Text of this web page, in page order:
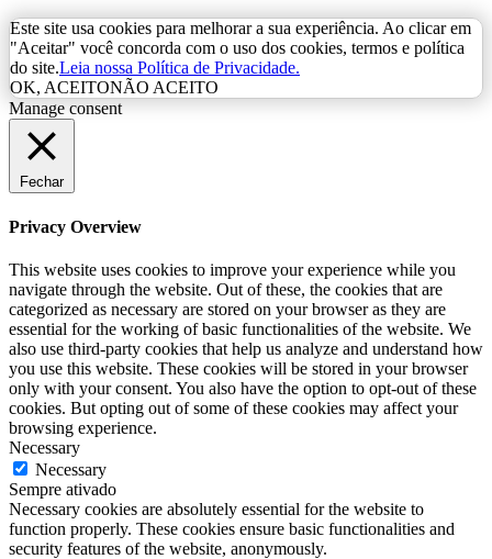
Este site usa cookies para melhorar a sua experiência. Ao clicar em
"Aceitar" você concorda com o uso dos cookies, termos e política
do site.Leia nossa Política de Privacidade.
OK, ACEITONÃO ACEITO
Manage consent
Fechar
Privacy Overview
This website uses cookies to improve your experience while you
navigate through the website. Out of these, the cookies that are
categorized as necessary are stored on your browser as they are
essential for the working of basic functionalities of the website. We
also use third-party cookies that help us analyze and understand how
you use this website. These cookies will be stored in your browser
only with your consent. You also have the option to opt-out of these
cookies. But opting out of some of these cookies may affect your
browsing experience.
Necessary
Necessary
Sempre ativado
Necessary cookies are absolutely essential for the website to
function properly. These cookies ensure basic functionalities and
security features of the website, anonymously.